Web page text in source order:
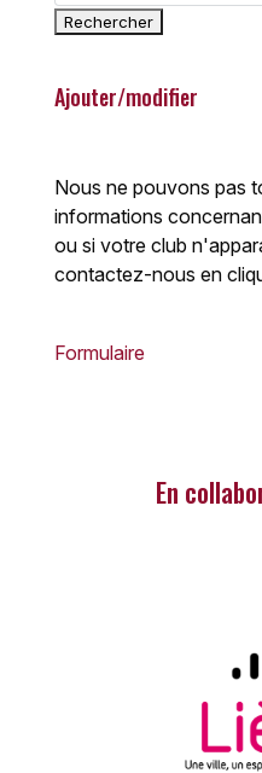
Ajouter/modifier
Nous ne pouvons pas
informations
ou si votre club
contactez-nous en
Formulaire
En